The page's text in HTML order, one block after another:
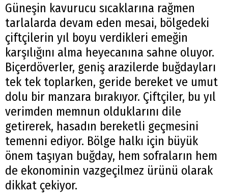
Güneşin kavurucu sıcaklarına rağmen
tarlalarda devam eden mesai, bölgedeki
çiftçilerin yıl boyu verdikleri emeğin
karşılığını alma heyecanına sahne oluyor.
Biçerdöverler, geniş arazilerde buğdayları
tek tek toplarken, geride bereket ve umut
dolu bir manzara bırakıyor. Çiftçiler, bu yıl
verimden memnun olduklarını dile
getirerek, hasadın bereketli geçmesini
temenni ediyor. Bölge halkı için büyük
önem taşıyan buğday, hem sofraların hem
de ekonominin vazgeçilmez ürünü olarak
dikkat çekiyor.